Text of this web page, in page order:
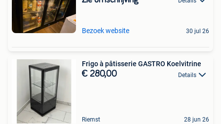
Bezoek website 30 jul 26
Frigo à pâtisserie GASTRO Koelvitrine
€ 280,00 Details
Riemst 28 jun 26